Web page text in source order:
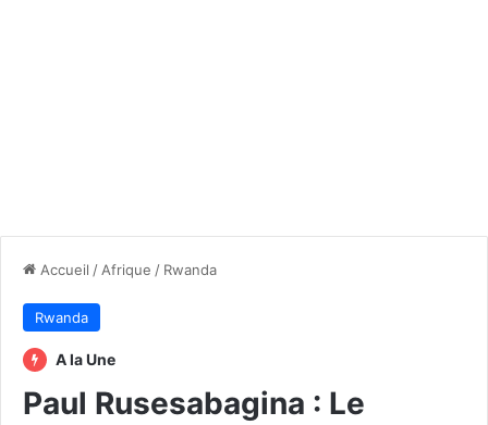
Accueil / Afrique / Rwanda
Rwanda
A la Une
Paul Rusesabagina : Le